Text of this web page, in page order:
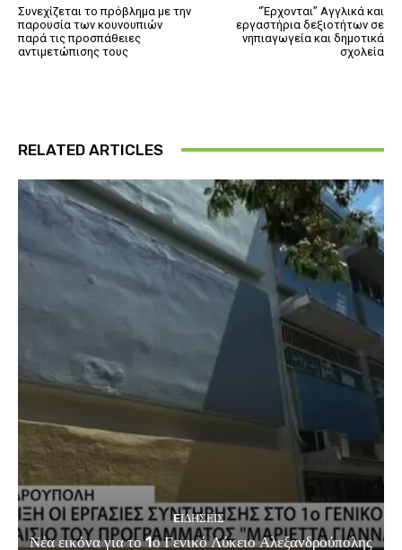
Συνεχίζεται το πρόβλημα με την
παρουσία των κουνουπιών
παρά τις προσπάθειες
αντιμετώπισης τους
“Έρχονται” Αγγλικά και
εργαστήρια δεξιοτήτων σε
νηπιαγωγεία και δημοτικά
σχολεία
RELATED ARTICLES
EΙΔΗΣΕΙΣ
Νέα εικόνα για το 1ο Γενικό Λύκειο Αλεξανδρούπολης